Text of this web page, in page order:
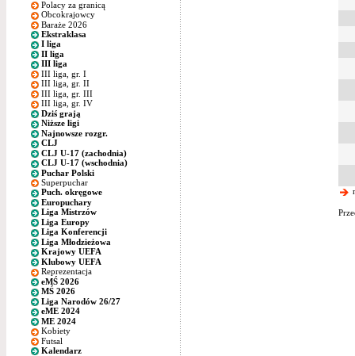
Polacy za granicą
Obcokrajowcy
Baraże 2026
Ekstraklasa
I liga
II liga
III liga
III liga, gr. I
III liga, gr. II
III liga, gr. III
III liga, gr. IV
Dziś grają
Niższe ligi
Najnowsze rozgr.
CLJ
CLJ U-17 (zachodnia)
CLJ U-17 (wschodnia)
Puchar Polski
Superpuchar
Puch. okręgowe
Europuchary
Liga Mistrzów
Liga Europy
Liga Konferencji
Liga Młodzieżowa
Krajowy UEFA
Klubowy UEFA
Reprezentacja
eMŚ 2026
MŚ 2026
Liga Narodów 26/27
eME 2024
ME 2024
Kobiety
Futsal
Kalendarz